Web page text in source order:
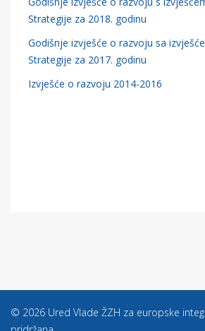
Strategije za 2018. godinu
Godišnje izvješće o razvoju sa
Strategije za 2017. godinu
Izvješće o razvoju 2014-2016
© 2026 Ured Vlade ŽZH za europske